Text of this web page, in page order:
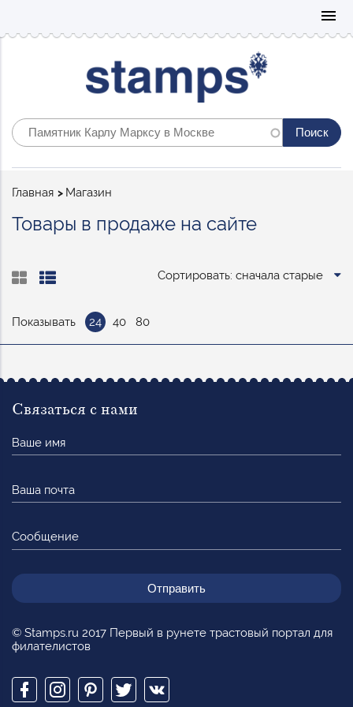
menu
Строка
Главная Магазин
Товары в продаже на сайте
Сортировать: сначала старые
Показывать 24 40 80
© Stamps.ru 2017 Первый в рунете трастовый портал для
филателистов
Связаться с нами
имя
почта
Сообщение